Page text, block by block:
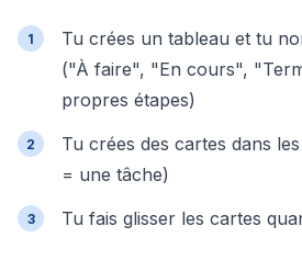
Tu crées un tableau et tu
("À faire", "En cours",
propres étapes)
Tu crées des cartes dans
= une tâche)
Tu fais glisser les cartes